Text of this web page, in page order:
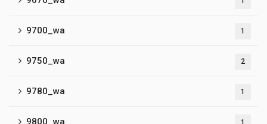
9700_wa 1
9750_wa 2
9780_wa 1
9800_wa 1